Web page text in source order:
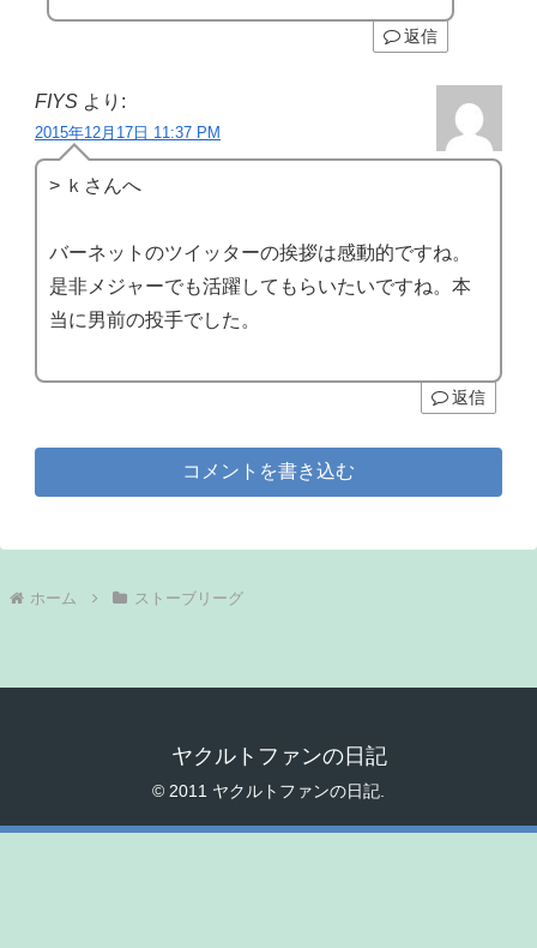
返信
FIYS より:
2015年12月17日 11:37 PM
> ｋさんへ
バーネットのツイッターの挨拶は感動的ですね。
是非メジャーでも活躍してもらいたいですね。本
当に男前の投手でした。
返信
コメントを書き込む
ホーム ストーブリーグ
ヤクルトファンの日記
© 2011 ヤクルトファンの日記.